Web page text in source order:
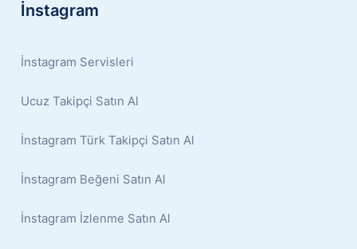
İnstagram
İnstagram Servisleri
Ucuz Takipçi Satın Al
İnstagram Türk Takipçi Satın Al
İnstagram Beğeni Satın Al
İnstagram İzlenme Satın Al